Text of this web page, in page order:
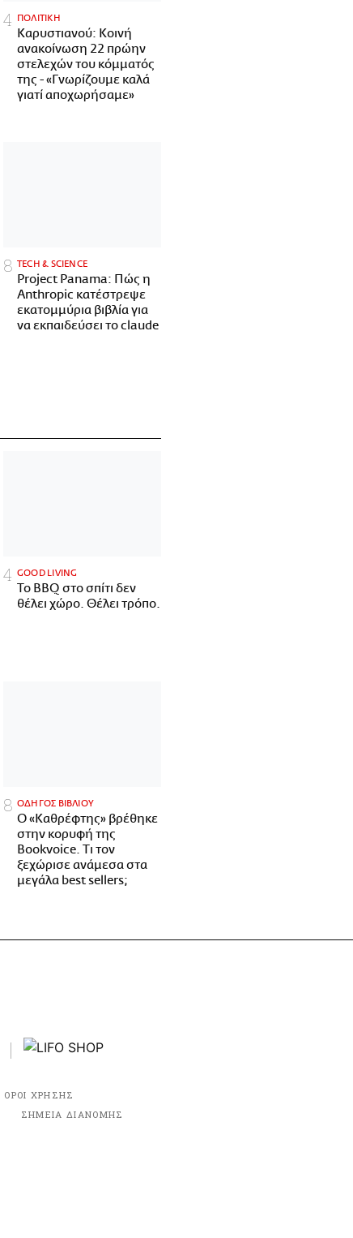
ΠΟΛΙΤΙΚΗ
Καρυστιανού: Κοινή
ανακοίνωση 22 πρώην
στελεχών του κόμματός
της - «Γνωρίζουμε καλά
γιατί αποχωρήσαμε»
ΤECH & SCIENCE
Project Panama: Πώς η
Anthropic κατέστρεψε
εκατομμύρια βιβλία για
να εκπαιδεύσει το claude
GOOD LIVING
Το BBQ στο σπίτι δεν
θέλει χώρο. Θέλει τρόπο.
ΟΔΗΓΟΣ ΒΙΒΛΙΟΥ
Ο «Καθρέφτης» βρέθηκε
στην κορυφή της
Bookvoice. Τι τον
ξεχώρισε ανάμεσα στα
μεγάλα best sellers;
ΟΡΟΙ ΧΡΗΣΗΣ
ΣΗΜΕΙΑ ΔΙΑΝΟΜΗΣ